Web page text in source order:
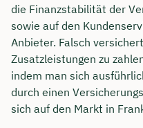
die Finanzstabilität der
sowie auf den
Anbieter. Falsch
Zusatzleistungen zu
indem man sich
durch einen
sich auf den Markt in